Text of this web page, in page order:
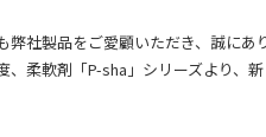
弊社製品をご愛顧いただき、誠にあ
、柔軟剤「P-sha」シリーズより、新